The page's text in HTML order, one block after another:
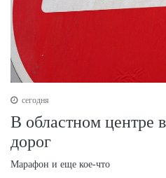
сегодня
В областном центре
дорог
Марафон и еще кое-что